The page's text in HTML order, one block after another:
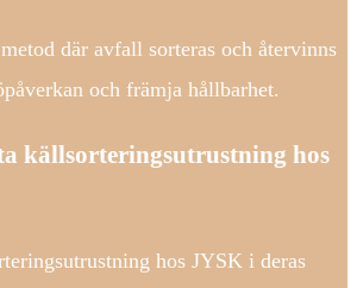
där avfall sorteras och återvinns
och främja hållbarhet.
källsorteringsutrustning hos
hos JYSK i deras